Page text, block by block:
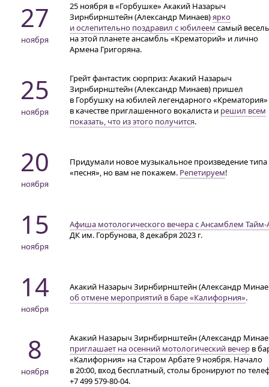
27
ноября
25 ноября в «Горбушке» Акакий Назарыч
Зирнбирнштейн (Александр Минаев)ярко
и ослепительно поздравил с юбилеем самый
на этой планете ансамбль «Крематорий» и лично
Армена Григоряна.
25
ноября
Грейт фантастик сюрприз: Акакий Назарыч
Зирнбирнштейн (Александр Минаев) пришел
в Горбушку на юбилей легендарного «Крематория»
в качестве приглашенного вокалиста и решил всем
показать, что из этого получится.
20
ноября
Придумали новое музыкальное произведение типа
«песня», но вам не покажем. Репетируем!
15
ноября
Афиша мотологического вечера с Ансамблем Тайм-
ДК им. Горбунова, 8 декабря 2023 г.
14
ноября
Акакий Назарыч Зирнбирнштейн (Александр
об отмене мероприятий в баре «Калифорния».
8
ноября
Акакий Назарыч Зирнбирнштейн (Александр
приглашает на осенний мотологический вечер в
«Калифорния» на Старом Арбате 9 ноября. Начало
в 20:00, вход бесплатный, столы бронируют по
+7 499 579-80-04.